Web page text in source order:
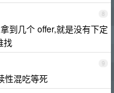
8
到几个 offer,就是没有下定
找
9
性混吃等死